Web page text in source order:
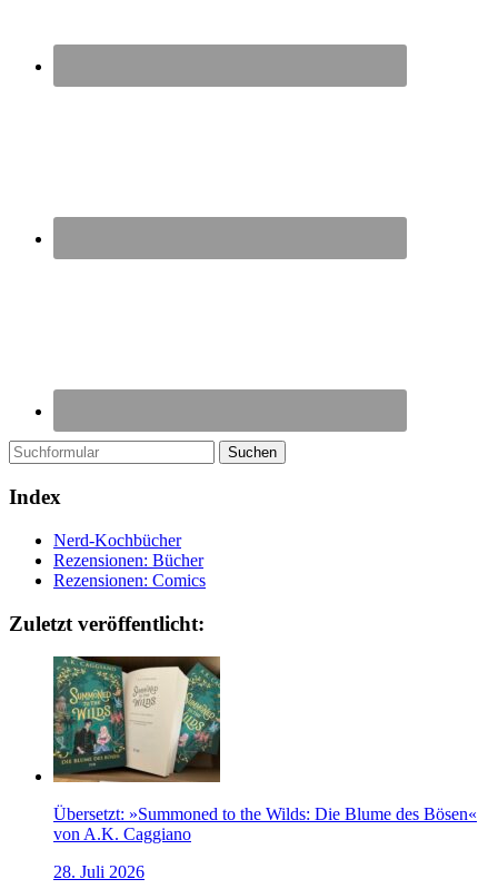
Suchen
Index
Nerd-Kochbücher
Rezensionen: Bücher
Rezensionen: Comics
Zuletzt veröffentlicht:
Übersetzt: »Summoned to the Wilds: Die Blume des Bösen«
von A.K. Caggiano
28. Juli 2026